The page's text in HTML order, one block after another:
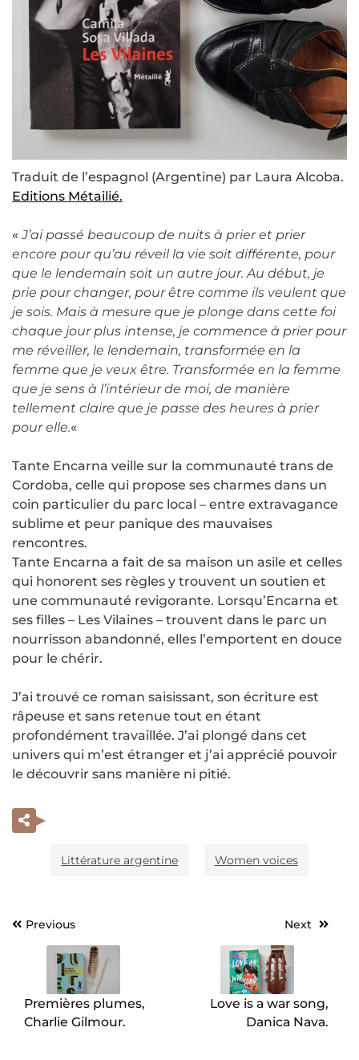
Traduit de l’espagnol (Argentine) par Laura Alcoba.
Editions Métailié.
«J’ai passé beaucoup de nuits à prier et prier
encore pour qu’au réveil la vie soit différente, pour
que le lendemain soit un autre jour. Au début, je
prie pour changer, pour être comme ils veulent que
je sois. Mais à mesure que je plonge dans cette foi
chaque jour plus intense, je commence à prier pour
me réveiller, le lendemain, transformée en la
femme que je veux être. Transformée en la femme
que je sens à l’intérieur de moi, de manière
tellement claire que je passe des heures à prier
pour elle.«
Tante Encarna veille sur la communauté trans de
Cordoba, celle qui propose ses charmes dans un
coin particulier du parc local – entre extravagance
sublime et peur panique des mauvaises
rencontres.
Tante Encarna a fait de sa maison un asile et celles
qui honorent ses règles y trouvent un soutien et
une communauté revigorante. Lorsqu’Encarna et
ses filles – Les Vilaines – trouvent dans le parc un
nourrisson abandonné, elles l’emportent en douce
pour le chérir.
J’ai trouvé ce roman saisissant, son écriture est
râpeuse et sans retenue tout en étant
profondément travaillée. J’ai plongé dans cet
univers qui m’est étranger et j’ai apprécié pouvoir
le découvrir sans manière ni pitié.
Littérature argentine Women voices
Navigation
l’article
Previous
Premières plumes,
Charlie Gilmour.
Next
Love is a war song,
Danica Nava.